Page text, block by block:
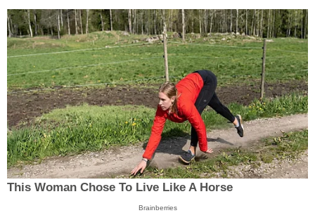
This Woman Chose To Live Like A Horse
Brainberries